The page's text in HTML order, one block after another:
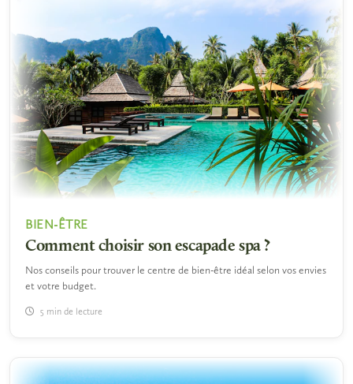
BIEN-ÊTRE
Comment choisir son escapade spa ?
Nos conseils pour trouver le centre de bien-être idéal selon vos envies
et votre budget.
5 min de lecture